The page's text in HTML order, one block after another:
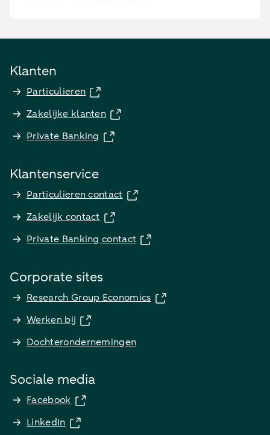
Klanten
Particulieren
Zakelijke klanten
Private Banking
Klantenservice
Particulieren contact
Zakelijk contact
Private Banking contact
Corporate sites
Research Group Economics
Werken bij
Dochterondernemingen
Sociale media
Facebook
LinkedIn